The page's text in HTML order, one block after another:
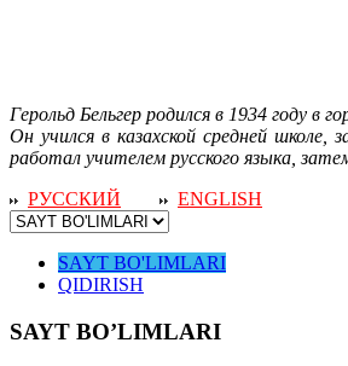
Герольд Бельгер родился в 1934 году
Он учился в казахской средней
работал учителем русского языка,
РУССКИЙ
ENGLISH
SAYT BO'LIMLARI
QIDIRISH
SAYT BO’LIMLARI